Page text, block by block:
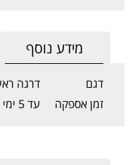
מידע נוסף
דגם
דרגה
זמן אספקה
עד 5 ימי עסקים